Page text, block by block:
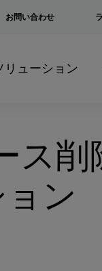
お問い合わせ
リューション
ス削
ン